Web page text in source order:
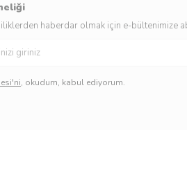
haberdar olmak için e-bültenimize
, okudum, kabul ediyorum.